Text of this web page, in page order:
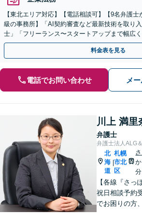
【東北エリア対応】【電話相談可】【9名弁護
級の事務所】「AI契約審査など最新技術を取り
士」「フリーランス〜スタートアップまで幅広
不動産業、飲食業、IT業、介護・福祉など
料金表を見る
電話でお問い合わせ メ
川上 満里
弁護士
弁護士法人ALG
北
海
道
|
札幌
市北
区
分
【各線『さっ
祝日相談予約
でお困りの方